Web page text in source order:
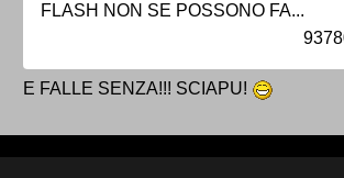
FLASH NON SE POSSONO FA...
E FALLE SENZA!!! SCIAPU!